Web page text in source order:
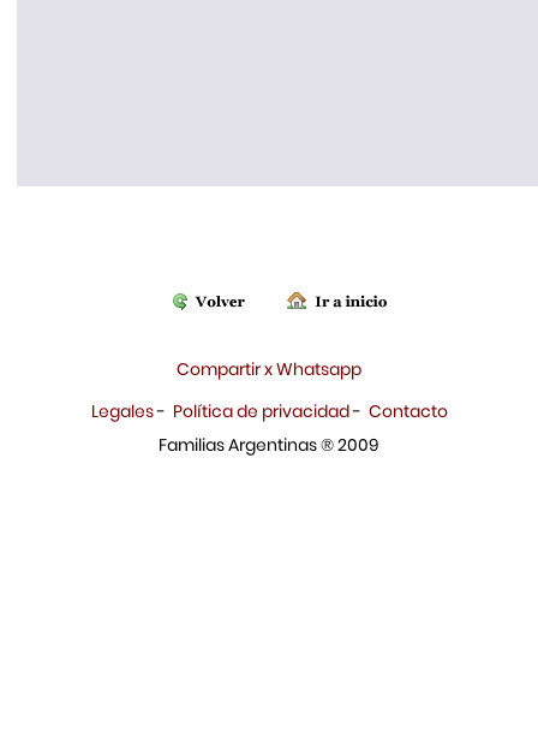
Compartir x Whatsapp
Legales- Política de privacidad- Contacto
Familias Argentinas ® 2009